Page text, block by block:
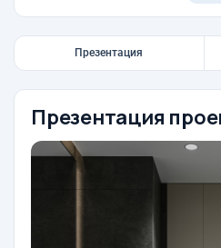
Презентация
Презентация